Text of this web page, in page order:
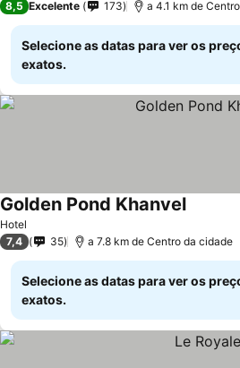
8,5 Excelente 173 a 4.1 km de
Selecione as datas para ver os
exatos.
Hotel
Golden Pond KhanvelVer
7,4 35 a 7.8 km de Centro da cidade
Selecione as datas para ver os
exatos.